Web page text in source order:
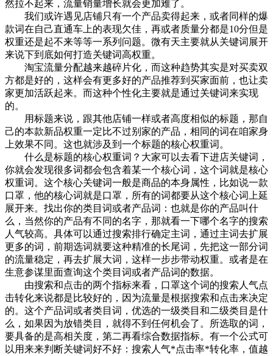
然拉不起来，流量销量增长就会更加难了。
我们或许遇见店铺只有一个产品卖得起来，或者同样的爆
款词在自己直通车上的表现欠佳，再或者质量分都是10分但是
权重还是起不来等等一系列问题。微有天主要就从关键词展开
来说下到底如何打造关键词高权重。
淘宝流量分配越来越碎片化，而这种趋势其实是对买卖双
方都是好的，这样会有更多好的产品推荐到买家面前，也让卖
家更加活跃起来。而这种个性化主要就是通过关键词来实现
的。
用标题来说，跟其他店铺一样或者高度相似的标题，那自
己的本款新品权重一定比不过别家的产品，相同的词在咱家身
上效果不同。这也就涉及到一个标题的核心权重词。
什么是标题的核心权重词？大家可以去看下进店关键词，
你就会发现很多词都会包含着某一个核心词，这个词就是核心
权重词。这个核心关键词一般是商品的本身属性，比如说一款
口罩，他的核心词就是口罩，所有的词都要从这个核心词上延
展开来。找出你的类目词或者产品词：也就是你的产品叫什
么，当然你的产品有不同的名字，那就看一下哪个名字的搜索
人气较高。具体可以通过搜索排行确定主词，通过主词去扩展
更多的词，前期选词就要这种精准的长尾词，先把这一部分词
的流量稳定，再去扩展大词，这样一步步带动权重。或者是在
生意参谋里面查询这个类目词或者产品词的数据。
由搜索和点击的两个指标来看，口罩这个词的搜索人气点
击转化来说都是比较好的，因为流量是根据搜索和点击来决定
的。这个产品词或者类目词，优选的一级类目和二级类目是什
么，如果因为放错类目，就得不到任何机会了。所选取的词，
要具备的是高相关度，第二再看综合数据指标。有一个公式可
以用来来判断关键词好不好：搜索人气*点击率*转化率，值越